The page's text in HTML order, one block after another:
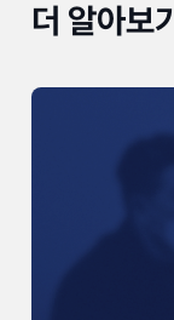
더 알아보기